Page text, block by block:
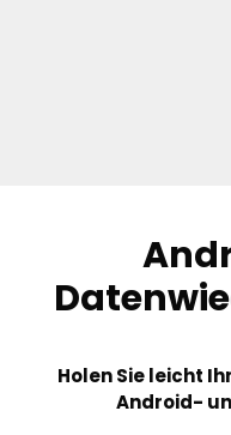
content
Holen Sie leicht
Android-